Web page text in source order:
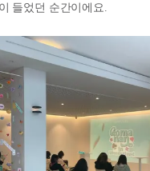
들었던 순간이에요.